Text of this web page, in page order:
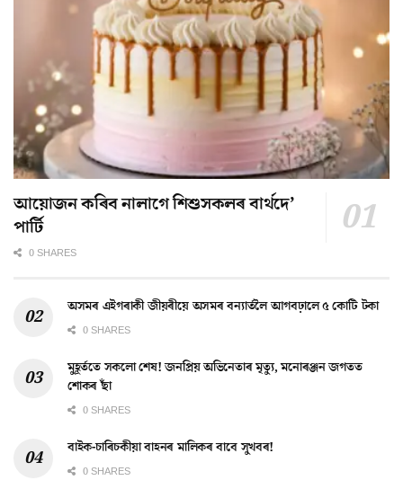
আয়োজন কৰিব নালাগে শিশুসকলৰ বাৰ্থদে’
পাৰ্টি
0 SHARES
অসমৰ এইগৰাকী জীয়ৰীয়ে অসমৰ বন্যাৰ্তলৈ আগবঢ়ালে ৫ কোটি টকা
0 SHARES
মুহূৰ্ততে সকলো শেষ! জনপ্ৰিয় অভিনেতাৰ মৃত্যু, মনোৰঞ্জন জগতত
শোকৰ ছাঁ
0 SHARES
বাইক-চাৰিচকীয়া বাহনৰ মালিকৰ বাবে সুখবৰ!
0 SHARES